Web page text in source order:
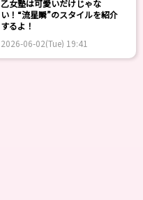
乙女塾は可愛いだけじゃな
い！“流星瞬”のスタイルを紹介
するよ！
2026-06-02(Tue) 19:41